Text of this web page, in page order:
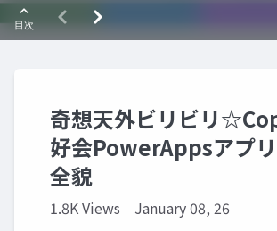
奇想天外ビリビリ
好会PowerAppsアプ
全貌
1.8K Views January 08, 26